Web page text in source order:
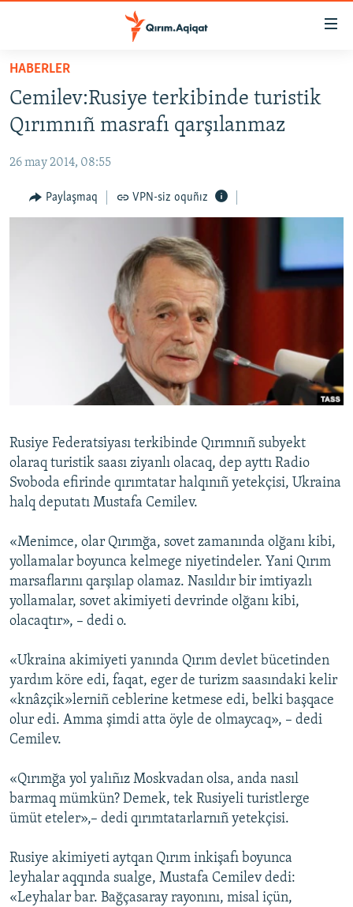
Esas
qaytmaq
Baş
qaytmaq
qaytmaq
HABERLER
İQTİSADİYAT
CEMİYET
MEDENİYET
Українською
QOŞULIÑIZ!
HABERLER
Cemilev:Rusiye terkibinde turistik
Qırımnıñ masrafı qarşılanmaz
26 may 2014, 08:55
Paylaşmaq VPN-siz oquñız
Rusiye Federatsiyası terkibinde Qırımnıñ subyekt
olaraq turistik saası ziyanlı olacaq, dep ayttı Radіo
Svoboda efirinde qırımtatar halqınıñ yetekçisi, Ukraina
halq deputatı Mustafa Cemilev.
«Menimce, olar Qırımğa, sovet zamanında olğanı kibi,
yollamalar boyunca kelmege niyetindeler. Yani Qırım
marsaflarını qarşılap olamaz. Nasıldır bir imtiyazlı
yollamalar, sovet akimiyeti devrinde olğanı kibi,
olacaqtır», – dedi o.
«Ukraina akimiyeti yanında Qırım devlet bücetinden
yardım köre edi, faqat, eger de turizm saasındaki kelir
«knâzçik»lerniñ ceblerine ketmese edi, belki başqace
olur edi. Amma şimdi atta öyle de olmaycaq», – dedi
Cemilev.
«Qırımğa yol yalıñız Moskvadan olsa, anda nasıl
barmaq mümkün? Demek, tek Rusiyeli turistlerge
ümüt eteler»,– dedi qırımtatarlarnıñ yetekçisi.
Rusiye akimiyeti aytqan Qırım inkişafı boyunca
leyhalar aqqında sualge, Mustafa Cemilev dedi:
«Leyhalar bar. Bağçasaray rayonını, misal içün,